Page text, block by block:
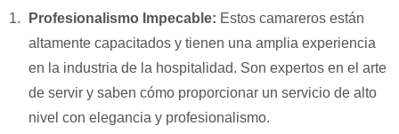
Profesionalismo Impecable: Estos camareros están
altamente capacitados y tienen una amplia experiencia
en la industria de la hospitalidad. Son expertos en el arte
de servir y saben cómo proporcionar un servicio de alto
nivel con elegancia y profesionalismo.